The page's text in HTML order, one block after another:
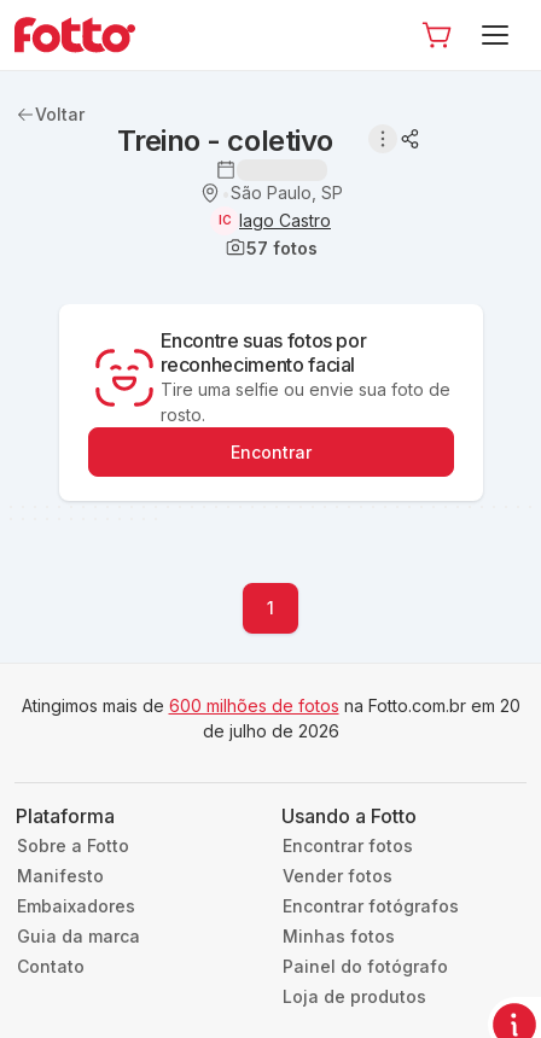
Voltar
Treino - coletivo
São Paulo, SP
IC Iago Castro
57 fotos
Encontre suas fotos por
reconhecimento facial
Tire uma selfie ou envie sua foto de
rosto.
Encontrar
1
Atingimos mais de 600 milhões de fotos na Fotto.com.br em 20
de julho de 2026
Plataforma
Sobre a Fotto
Manifesto
Embaixadores
Guia da marca
Contato
Usando a Fotto
Encontrar fotos
Vender fotos
Encontrar fotógrafos
Minhas fotos
Painel do fotógrafo
Loja de produtos